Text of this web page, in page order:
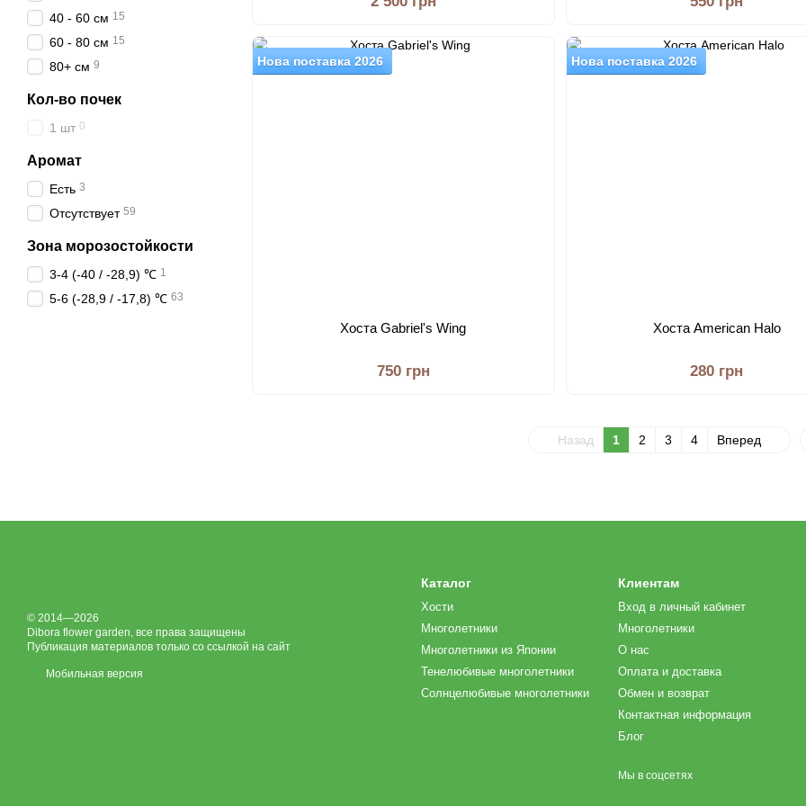
Нова поставка 2026
Хоста Gabriel's Wing
750 грн
Нова поставка 2026
Хоста American Halo
280 грн
Назад 1 2 3 4 Вперед
40 - 60 см 15
60 - 80 см 15
80+ см 9
Кол-во почек
1 шт 0
Аромат
Есть 3
Отсутствует 59
Зона морозостойкости
3-4 (-40 / -28,9) ℃ 1
5-6 (-28,9 / -17,8) ℃ 63
© 2014—2026
Dibora flower garden, все права защищены
Публикация материалов только со ссылкой на сайт
Мобильная версия
Каталог
Хости
Многолетники
Многолетники из Японии
Тенелюбивые многолетники
Солнцелюбивые многолетники
Клиентам
Вход в личный кабинет
Многолетники
О нас
Оплата и доставка
Обмен и возврат
Контактная информация
Блог
Мы в соцсетях